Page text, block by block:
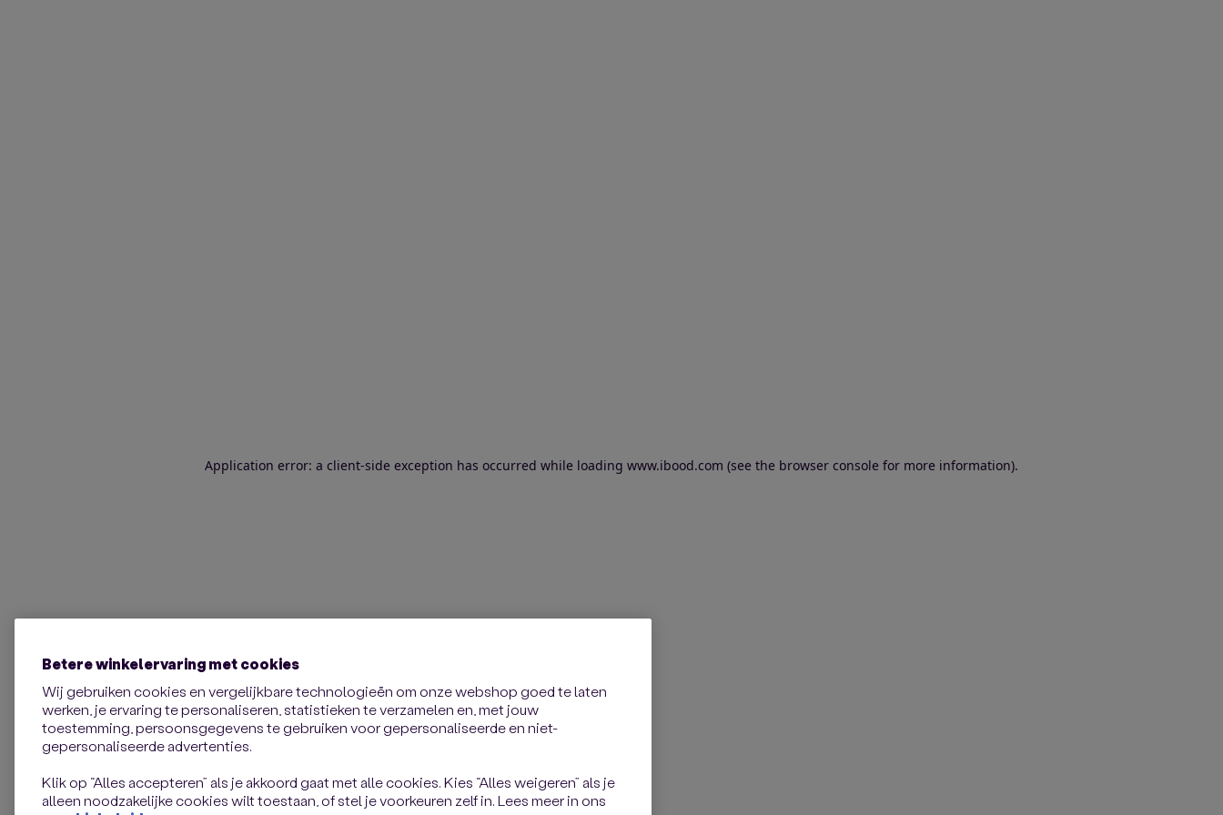
Application error: a client-side exception has occurred while loading www.ibood.com (see the browser console for more information).
Betere winkelervaring met cookies
Wij gebruiken cookies en vergelijkbare technologieën om onze webshop goed te laten
werken, je ervaring te personaliseren, statistieken te verzamelen en, met jouw
toestemming, persoonsgegevens te gebruiken voor gepersonaliseerde en niet-
gepersonaliseerde advertenties.
Klik op “Alles accepteren” als je akkoord gaat met alle cookies. Kies “Alles weigeren” als je
alleen noodzakelijke cookies wilt toestaan, of stel je voorkeuren zelf in. Lees meer in ons